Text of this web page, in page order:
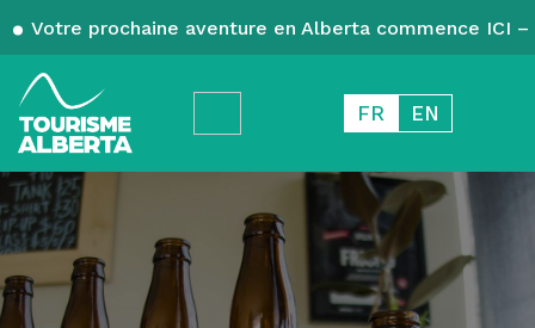
Votre prochaine aventure en Alberta commence ICI
FR EN